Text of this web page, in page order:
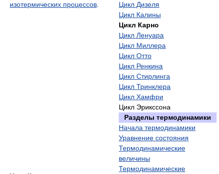
Цикл Дизеля
Цикл Калины
Цикл Карно
Цикл Ленуара
Цикл Миллера
Цикл Отто
Цикл Ренкина
Цикл Стирлинга
Цикл Тринклера
Цикл Хамфри
Цикл Эрикссона
Разделы термодинамики
Начала термодинамики
Уравнение состояния
Термодинамические
величины
Термодинамические
изотермических процессов